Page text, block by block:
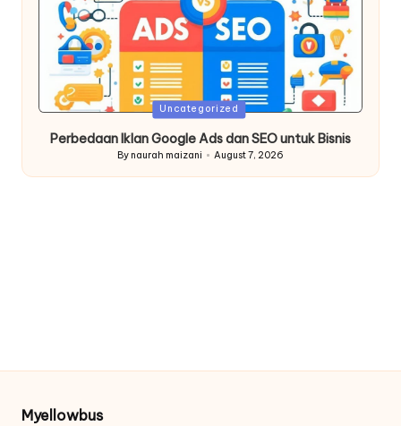
Posted
Uncategorized
Perbedaan Iklan Google Ads dan SEO untuk Bisnis
Posted
By naurah maizani August 7, 2026
Myellowbus